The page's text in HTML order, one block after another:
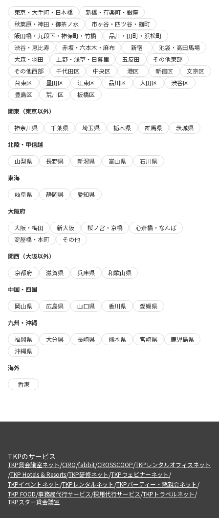
東京・大手町・日本橋
新橋・有楽町・銀座
秋葉原・神田・御茶ノ水
市ヶ谷・四ツ谷・麹町
飯田橋・九段下・神保町・竹橋
品川・田町・浜松町
渋谷・恵比寿
赤坂・六本木・麻布 新宿
池袋・高田馬場
大森・羽田
上野・浅草・日暮里 五反田
その他東部
その他西部
千代田区 中央区 港区 新宿区
文京区
台東区
墨田区 江東区 品川区 大田区
渋谷区
豊島区
荒川区
板橋区
関東（東京以外）
神奈川県
千葉県 埼玉県 栃木県 群馬県
茨城県
北陸・甲信越
山梨県
長野県 新潟県 富山県
石川県
東海
岐阜県
静岡県
愛知県
大阪府
大阪・梅田
新大阪 桜ノ宮・京橋
心斎橋・なんば
淀屋橋・本町
その他
関西（大阪以外）
京都府
滋賀県 兵庫県
和歌山県
中国・四国
岡山県
広島県 山口県 香川県
愛媛県
九州・沖縄
福岡県
大分県 長崎県 熊本県 宮崎県
鹿児島県
沖縄県
海外
香港
TKPのサービス
TKP貸会議室ネット/CIRQ/fabbit/CROSSCOOP/TKPレンタルオフィスネット
/TKP Hotels & Resorts/TKP研修ネット/TKPウェビナーネット/
TKPイベントネット/TKPレンタルネット/TKPパーティー・懇親会ネット/
TKP FOOD/事務局代行サービス/採用代行サービス/TKPトラベルネット/
TKPスター貸会議室